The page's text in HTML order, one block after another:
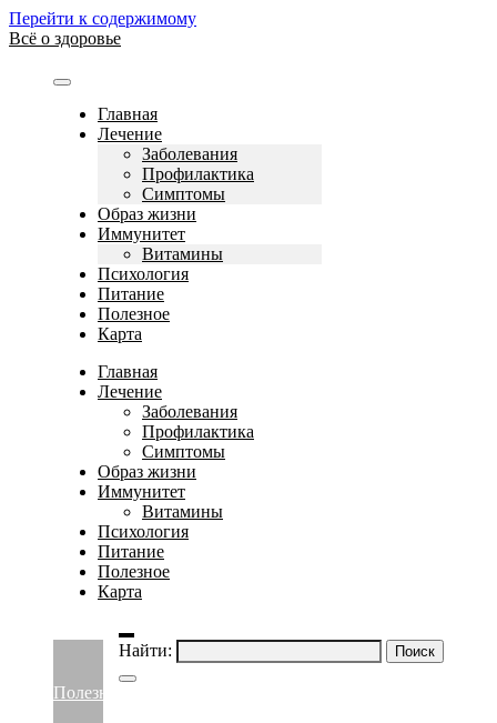
Перейти к содержимому
Всё о здоровье
Главная
Лечение
Заболевания
Профилактика
Симптомы
Образ жизни
Иммунитет
Витамины
Психология
Питание
Полезное
Карта
Главная
Лечение
Заболевания
Профилактика
Симптомы
Образ жизни
Иммунитет
Витамины
Психология
Питание
Полезное
Карта
Найти:
Полезное